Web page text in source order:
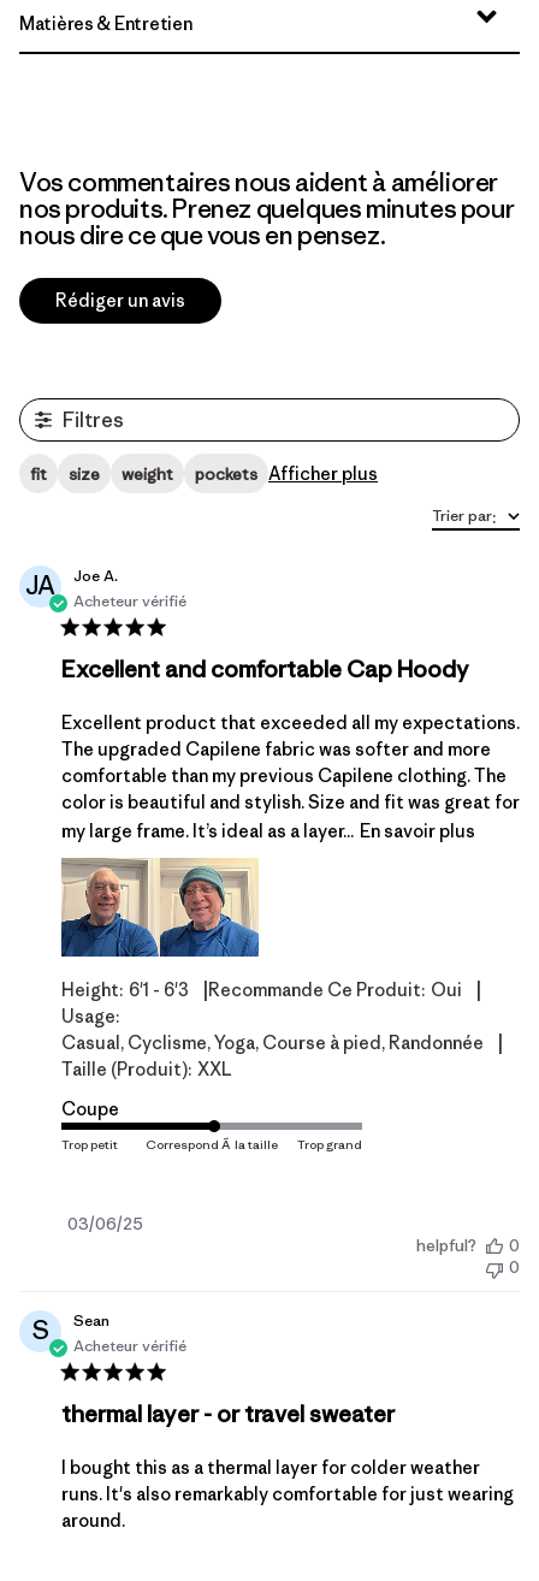
Matières & Entretien
Vos commentaires nous aident à améliorer
nos produits. Prenez quelques minutes pour
nous dire ce que vous en pensez.
Rédiger un avis
Filtres
fit size weight pockets Afficher plus
Trier par:
JA
Joe A.
Acheteur vérifié
Excellent and comfortable Cap Hoody
Excellent product that exceeded all my expectations.
The upgraded Capilene fabric was softer and more
comfortable than my previous Capilene clothing. The
color is beautiful and stylish. Size and fit was great for
my large frame. It’s ideal as a layer... En savoir plus
Height: 6'1 - 6'3 Recommande Ce Produit: Oui
Usage:
Casual, Cyclisme, Yoga, Course à pied, Randonnée
Taille (produit): XXL
Coupe
Date
03/06/25
helpful?
0
0
S
Sean
Acheteur vérifié
thermal layer - or travel sweater
I bought this as a thermal layer for colder weather
runs. It's also remarkably comfortable for just wearing
around.